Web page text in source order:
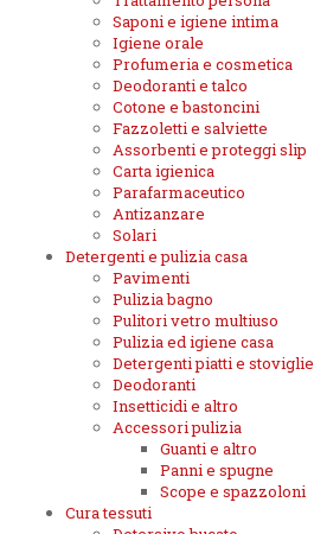
Saponi e igiene intima
Igiene orale
Profumeria e cosmetica
Deodoranti e talco
Cotone e bastoncini
Fazzoletti e salviette
Assorbenti e proteggi slip
Carta igienica
Parafarmaceutico
Antizanzare
Solari
Detergenti e pulizia casa
Pavimenti
Pulizia bagno
Pulitori vetro multiuso
Pulizia ed igiene casa
Detergenti piatti e stoviglie
Deodoranti
Insetticidi e altro
Accessori pulizia
Guanti e altro
Panni e spugne
Scope e spazzoloni
Cura tessuti